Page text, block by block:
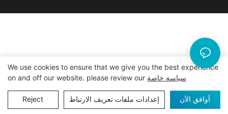
We use cookies to ensure that we give you the best experience
on and off our website. please review our سياسة خاصة
Reject إعدادات ملفات تعريف الارتباط أوافق الآن